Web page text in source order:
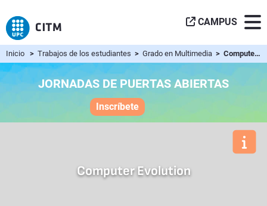
CAMPUS
Inicio > Trabajos de los estudiantes > Grado en Multimedia > Computer Evolution
JORNADAS DE PUERTAS ABIERTAS
Inscríbete
Computer Evolution